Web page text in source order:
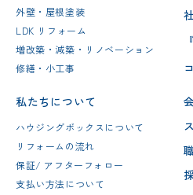
外壁・屋根塗装
LDK リフォーム
増改築・減築・リノベーション
修繕・小工事
私たちについて
ハウジングボックスについて
リフォームの流れ
保証/ アフターフォロー
支払い方法について